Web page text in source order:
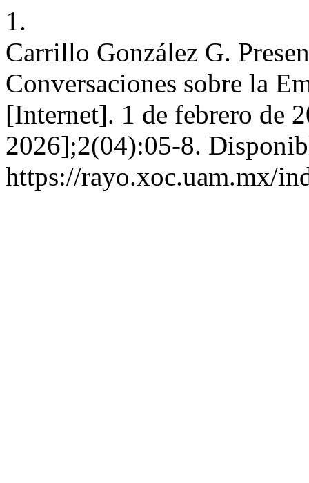
1.
Carrillo González G.
Conversaciones sobre la
[Internet]. 1 de febrero de
2026];2(04):05-8.
https://rayo.xoc.uam.mx/